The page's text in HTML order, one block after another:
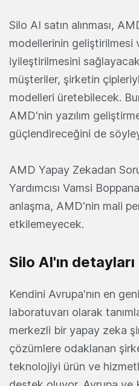
Silo AI satın alınması,
modellerinin geliştirilmesi
iyileştirilmesini
müşteriler, şirketin
modelleri üretebilecek.
AMD'nin yazılım
güçlendireceğini de
AMD Yapay Zekadan
Yardımcısı Vamsi
anlaşma, AMD'nin mali
etkilemeyecek.
Silo AI'ın detayları
Kendini Avrupa'nın en
laboratuvarı olarak
merkezli bir yapay zeka
çözümlere odaklanan
teknolojiyi ürün ve